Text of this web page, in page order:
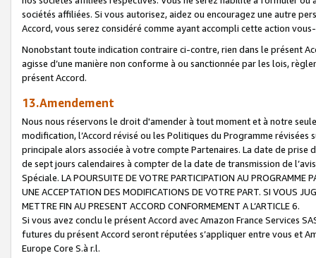
sociétés affiliées. Si vous autorisez, aidez ou encouragez une autre
Accord, vous serez considéré comme ayant accompli cette action
Nonobstant toute indication contraire ci-contre, rien dans le présent
agisse d’une manière non conforme à ou sanctionnée par les lois,
présent Accord.
13.Amendement
Nous nous réservons le droit d'amender à tout moment et à notre
modification, l’Accord révisé ou les Politiques du Programme
principale alors associée à votre compte Partenaires. La date de
de sept jours calendaires à compter de la date de transmission de
Spéciale. LA POURSUITE DE VOTRE PARTICIPATION AU PROGRAMME
UNE ACCEPTATION DES MODIFICATIONS DE VOTRE PART. SI VOUS
METTRE FIN AU PRESENT ACCORD CONFORMEMENT A L’ARTICLE 6.
Si vous avez conclu le présent Accord avec Amazon France Services
futures du présent Accord seront réputées s’appliquer entre vous et
Europe Core S.à r.l.